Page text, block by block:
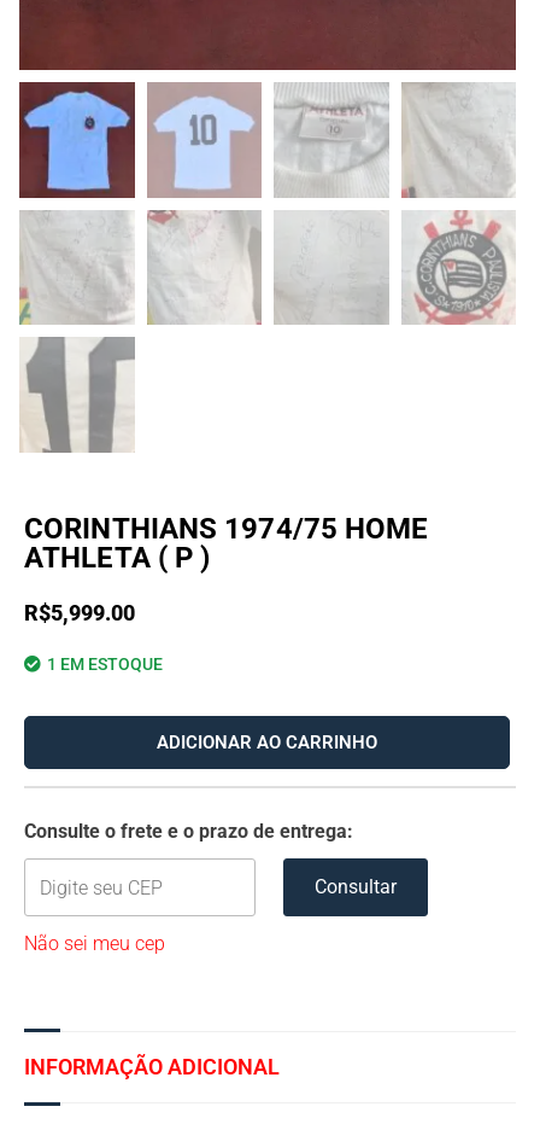
CORINTHIANS 1974/75 HOME
ATHLETA ( P )
R$5,999.00
1 EM ESTOQUE
ADICIONAR AO CARRINHO
Consulte o frete e o prazo de entrega:
Consultar
Não sei meu cep
INFORMAÇÃO ADICIONAL